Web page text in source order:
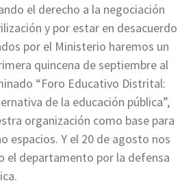
el derecho a la negociación
y por estar en desacuerdo
por el Ministerio haremos un
quincena de septiembre al
“Foro Educativo Distrital:
de la educación pública”,
organización como base para
espacios. Y el 20 de agosto nos
el departamento por la defensa